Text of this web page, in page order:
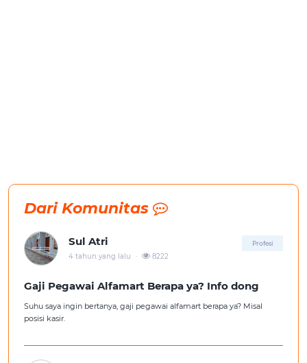
Dari Komunitas
Sul Atri Profesi
4 tahun yang lalu . 8222
Gaji Pegawai Alfamart Berapa ya? Info dong
Suhu saya ingin bertanya, gaji pegawai alfamart berapa ya? Misal
posisi kasir.